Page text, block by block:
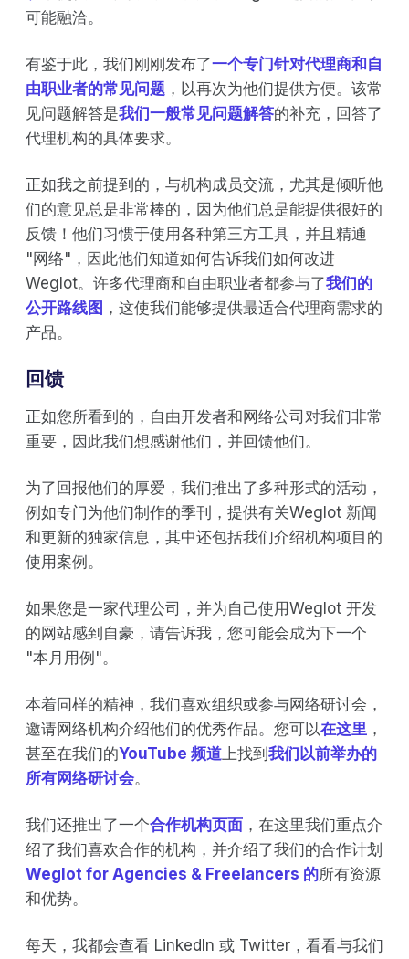
可能融洽。
有鉴于此，我们刚刚发布了一个专门针对代理商和自
由职业者的常见问题 ，以再次为他们提供方便。该常
见问题解答是我们一般常见问题解答的补充，回答了
代理机构的具体要求。
正如我之前提到的，与机构成员交流，尤其是倾听他
们的意见总是非常棒的，因为他们总是能提供很好的
反馈！他们习惯于使用各种第三方工具，并且精通
"网络"，因此他们知道如何告诉我们如何改进
Weglot。许多代理商和自由职业者都参与了我们的
公开路线图 ，这使我们能够提供最适合代理商需求的
产品。
回馈
正如您所看到的，自由开发者和网络公司对我们非常
重要，因此我们想感谢他们，并回馈他们。
为了回报他们的厚爱，我们推出了多种形式的活动，
例如专门为他们制作的季刊，提供有关Weglot 新闻
和更新的独家信息，其中还包括我们介绍机构项目的
使用案例。
如果您是一家代理公司，并为自己使用Weglot 开发
的网站感到自豪，请告诉我，您可能会成为下一个
"本月用例"。
本着同样的精神，我们喜欢组织或参与网络研讨会，
邀请网络机构介绍他们的优秀作品。您可以在这里 ，
甚至在我们的YouTube 频道 上找到我们以前举办的
所有网络研讨会。
我们还推出了一个合作机构页面 ，在这里我们重点介
绍了我们喜欢合作的机构，并介绍了我们的合作计划
Weglot for Agencies & Freelancers 的所有资源
和优势。
每天，我都会查看 LinkedIn 或 Twitter，看看与我们